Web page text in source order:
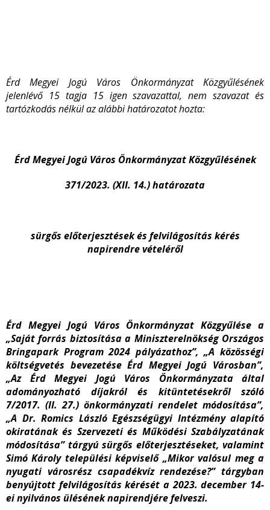
Érd Megyei Jogú Város Önkormányzat Közgyűlésének
jelenlévő 15 tagja 15 igen szavazattal, nem szavazat és
tartózkodás nélkül az alábbi határozatot hozta:
Érd Megyei Jogú Város Önkormányzat Közgyűlésének
371/2023. (XII. 14.) határozata
sürgős előterjesztések és felvilágosítás kérés
napirendre vételéről
Érd Megyei Jogú Város Önkormányzat Közgyűlése a
„Saját forrás biztosítása a Miniszterelnökség Országos
Bringapark Program 2024 pályázathoz”, „A közösségi
költségvetés bevezetése Érd Megyei Jogú Városban”,
„Az Érd Megyei Jogú Város Önkormányzata által
adományozható díjakról és kitüntetésekről szóló
7/2017. (II. 27.) önkormányzati rendelet módosítása”,
„A Dr. Romics László Egészségügyi Intézmény alapító
okiratának és Szervezeti és Működési Szabályzatának
módosítása” tárgyú sürgős előterjesztéseket, valamint
Simó Károly települési képviselő „Mikor valósul meg a
nyugati városrész csapadékvíz rendezése?” tárgyban
benyújtott felvilágosítás kérését a 2023. december 14-
ei nyilvános ülésének napirendjére felveszi.